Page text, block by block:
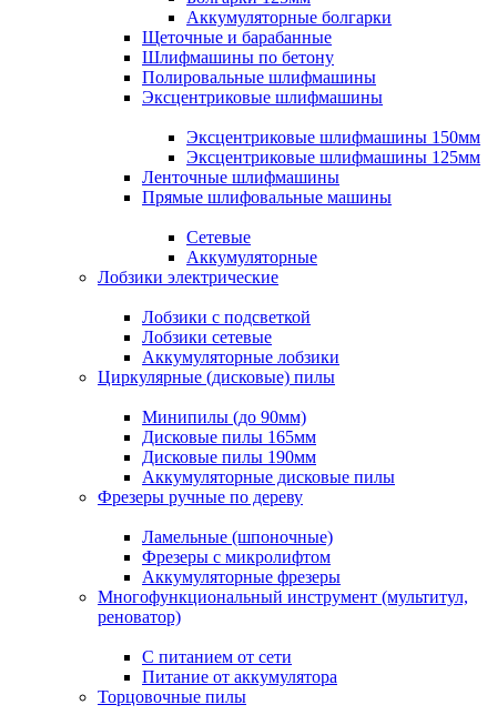
Аккумуляторные болгарки
Щеточные и барабанные
Шлифмашины по бетону
Полировальные шлифмашины
Эксцентриковые шлифмашины
Эксцентриковые шлифмашины 150мм
Эксцентриковые шлифмашины 125мм
Ленточные шлифмашины
Прямые шлифовальные машины
Сетевые
Аккумуляторные
Лобзики электрические
Лобзики с подсветкой
Лобзики сетевые
Аккумуляторные лобзики
Циркулярные (дисковые) пилы
Минипилы (до 90мм)
Дисковые пилы 165мм
Дисковые пилы 190мм
Аккумуляторные дисковые пилы
Фрезеры ручные по дереву
Ламельные (шпоночные)
Фрезеры с микролифтом
Аккумуляторные фрезеры
Многофункциональный инструмент (мультитул,
реноватор)
С питанием от сети
Питание от аккумулятора
Торцовочные пилы